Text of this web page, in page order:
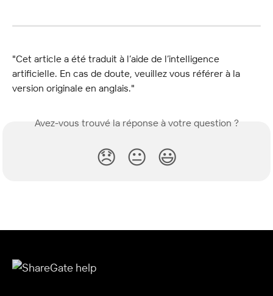
"Cet article a été traduit à l’aide de l’intelligence
artificielle. En cas de doute, veuillez vous référer à la
version originale en anglais."
Avez-vous trouvé la réponse à votre question ?
😞 😐 😃